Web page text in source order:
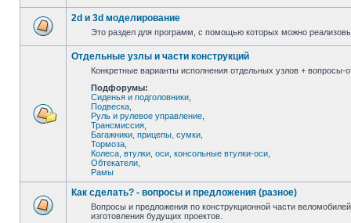
2d и 3d моделирование
Это раздел для программ, с помощью которых можно
Отдельные узлы и части конструкций
Конкретные варианты исполнения отдельных узлов + вопросы-
Подфорумы:
Сиденья и подголовники
Подвеска
Руль и рулевое управление
Трансмиссия
Багажники, прицепы, сумки
Тормоза
Колеса, втулки, оси, консольные втулки-оси
Обтекатели
Рамы
Как сделать? - вопросы и предложения (разное)
Вопросы и предложения по конструкционной части
изготовления будущих проектов.